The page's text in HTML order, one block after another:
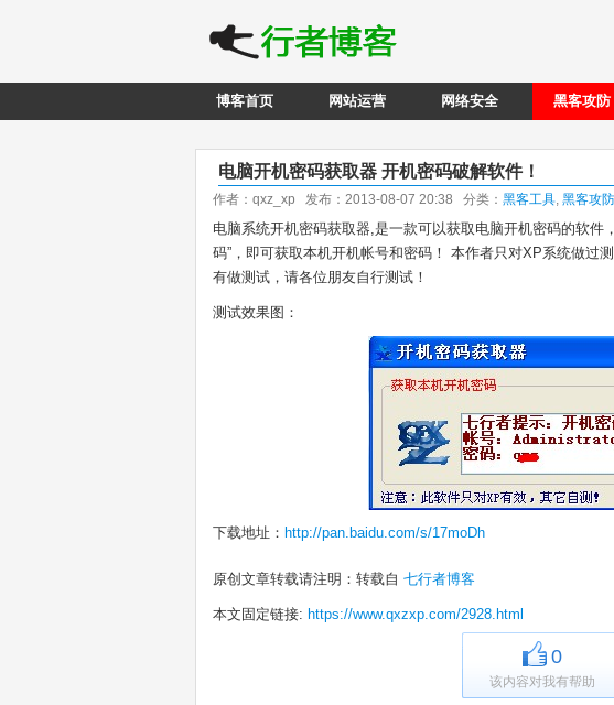
博客首页 网站运营 网络安全 黑客攻防
电脑开机密码获取器 开机密码破解软件！
作者：qxz_xp 发布：2013-08-07 20:38 分类： 黑客工具, 黑客攻防
电脑系统开机密码获取器,是一款可以获取电脑开机密码的软件
码”，即可获取本机开机帐号和密码！ 本作者只对XP系统做过
有做测试，请各位朋友自行测试！
测试效果图：
下载地址： http://pan.baidu.com/s/17moDh
原创文章转载请注明：转载自 七行者博客
本文固定链接: https://www.qxzxp.com/2928.html
0
该内容对我有帮助